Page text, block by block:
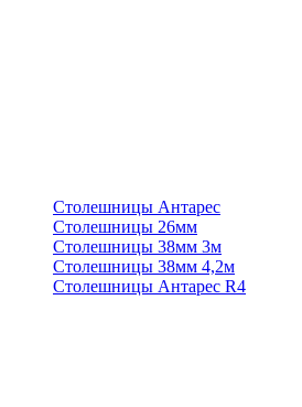
Столешницы Антарес
Столешницы 26мм
Столешницы 38мм 3м
Столешницы 38мм 4,2м
Столешницы Антарес R4